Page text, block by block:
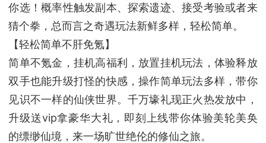
你选！概率性触发副本、探索遗迹、接受考验或者来
猜个拳，总而言之奇遇玩法新鲜多样，轻松简单。
【轻松简单不肝免氪】
简单不氪金，挂机高福利，放置挂机玩法，体验释放
双手也能升级打怪的快感，操作简单玩法多样，带你
见识不一样的仙侠世界。千万壕礼现正火热发放中，
升级送vip拿豪华大礼，即刻上线带你体验美轮美奂
的缥缈仙境，来一场旷世绝伦的修仙之旅。